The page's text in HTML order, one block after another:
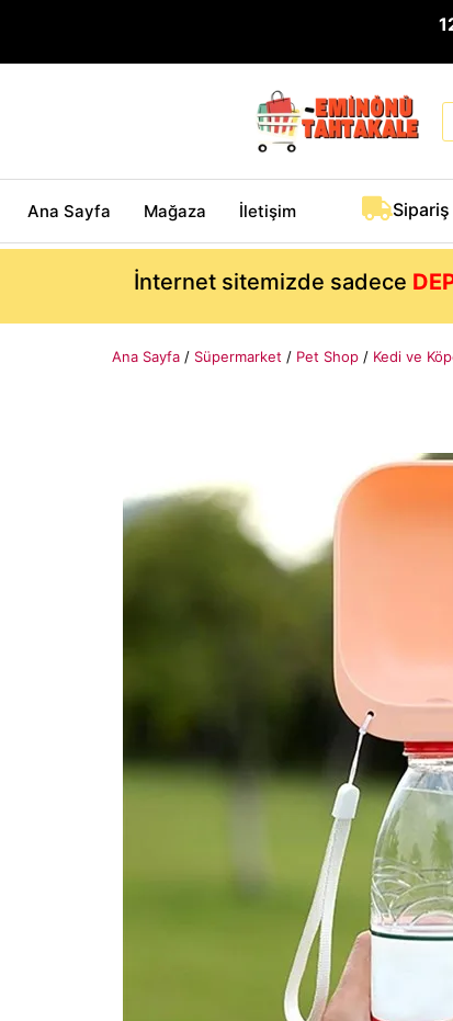
Ana Sayfa Mağaza İletişim
İnternet sitemizde sadece
Ana Sayfa / Süpermarket / Pet Shop / Kedi ve